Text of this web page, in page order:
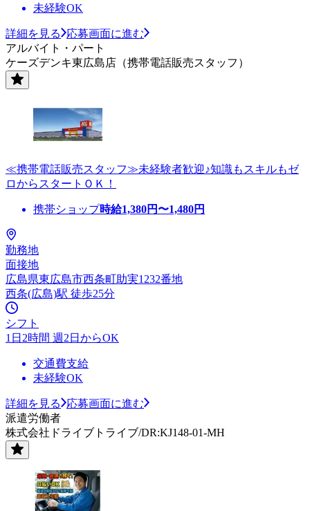
未経験OK
詳細を見る
応募画面に進む
アルバイト・パート
ケーズデンキ東広島店（携帯電話販売スタッフ）
≪携帯電話販売スタッフ≫未経験者歓迎♪知識もスキルもゼ
ロからスタートＯＫ！
携帯ショップ時給1,380円〜1,480円
勤務地
面接地
広島県東広島市西条町助実1232番地
西条(広島)駅 徒歩25分
シフト
1日2時間 週2日からOK
交通費支給
未経験OK
詳細を見る
応募画面に進む
派遣労働者
株式会社ドライブトライブ/DR:KJ148-01-MH